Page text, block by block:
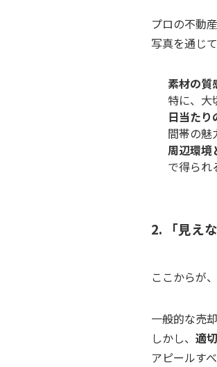
プロの不動
写真を通じ
素材の質
特に、大
日当たり
間帯の魅
周辺環境
で得られ
2. 「見え
ここからが
一般的な売
しかし、 適
アピールすべ